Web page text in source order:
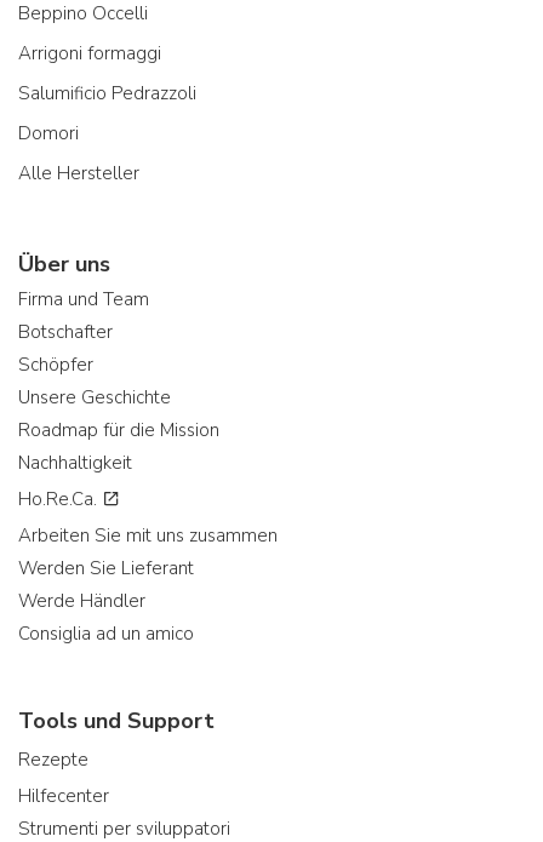
Beppino Occelli
Arrigoni formaggi
Salumificio Pedrazzoli
Domori
Alle Hersteller
Über uns
Firma und Team
Botschafter
Schöpfer
Unsere Geschichte
Roadmap für die Mission
Nachhaltigkeit
Ho.Re.Ca.
Arbeiten Sie mit uns zusammen
Werden Sie Lieferant
Werde Händler
Consiglia ad un amico
Tools und Support
Rezepte
Hilfecenter
Strumenti per sviluppatori